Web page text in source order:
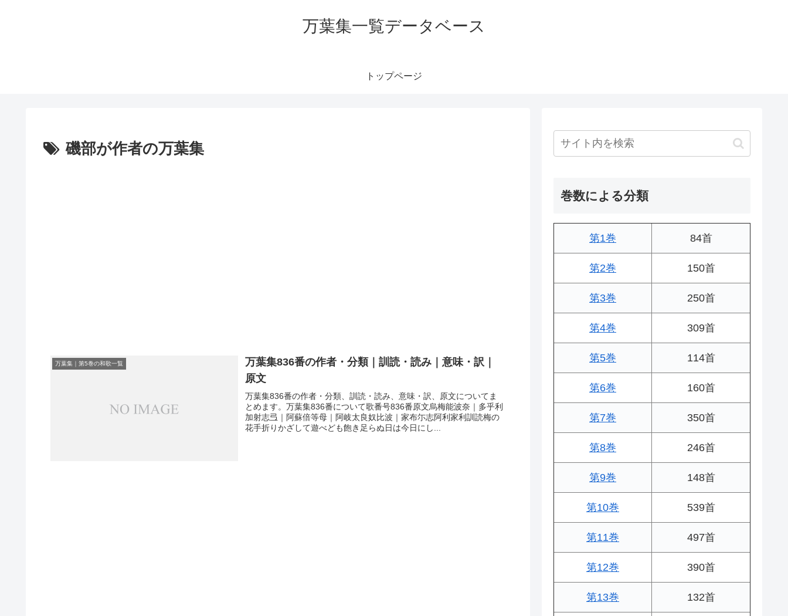
万葉集一覧データベース
トップページ
磯部が作者の万葉集
万葉集｜第5巻の和歌一覧
万葉集836番の作者・分類｜訓読・読み｜意味・訳｜
原文
万葉集836番の作者・分類、訓読・読み、意味・訳、原文についてま
とめます。万葉集836番について歌番号836番原文烏梅能波奈｜多乎利
加射志弖｜阿蘇倍等母｜阿岐太良奴比波｜家布尓志阿利家利訓読梅の
花手折りかざして遊べども飽き足らぬ日は今日にし...
巻数による分類
第1巻 84首
第2巻 150首
第3巻 250首
第4巻 309首
第5巻 114首
第6巻 160首
第7巻 350首
第8巻 246首
第9巻 148首
第10巻 539首
第11巻 497首
第12巻 390首
第13巻 132首